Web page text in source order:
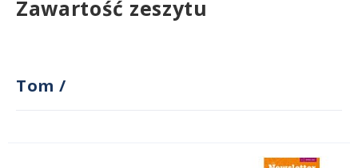
Zawartość zeszytu
Tom /